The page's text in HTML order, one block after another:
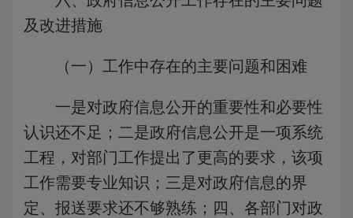
及改进措施
（一）工作中存在的主要问题和困难
一是对政府信息公开的重要性和必要性
认识还不足；二是政府信息公开是一项系统
工程，对部门工作提出了更高的要求，该项
工作需要专业知识；三是对政府信息的界
定、报送要求还不够熟练；四、各部门对政